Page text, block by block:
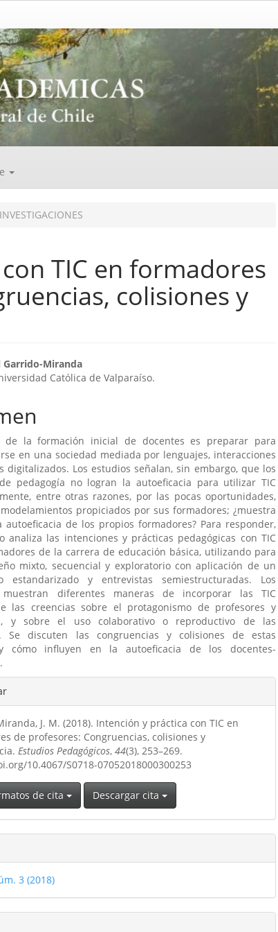
INVESTIGACIONES
TIC en formadores
colisiones y
Garrido-Miranda
Católica de Valparaíso.
de la formación inicial de docentes es preparar para
en una sociedad mediada por lenguajes, interacciones
digitalizados. Los estudios señalan, sin embargo, que los
pedagogía no logran la autoeficacia para utilizar TIC
entre otras razones, por las pocas oportunidades,
propiciados por sus formadores; ¿muestra
autoeficacia de los propios formadores? Para responder,
analiza las intenciones y prácticas pedagógicas con TIC
de la carrera de educación básica, utilizando para
mixto, secuencial y exploratorio con aplicación de un
estandarizado y entrevistas semiestructuradas. Los
muestran diferentes maneras de incorporar las TIC
las creencias sobre el protagonismo de profesores y
y sobre el uso colaborativo o reproductivo de las
Se discuten las congruencias y colisiones de estas
cómo influyen en la autoeficacia de los docentes-
J. M. (2018). Intención y práctica con TIC en
de profesores: Congruencias, colisiones y
Estudios Pedagógicos,44(3), 253–269.
10.4067/S0718-07052018000300253
de cita Descargar cita
3 (2018)